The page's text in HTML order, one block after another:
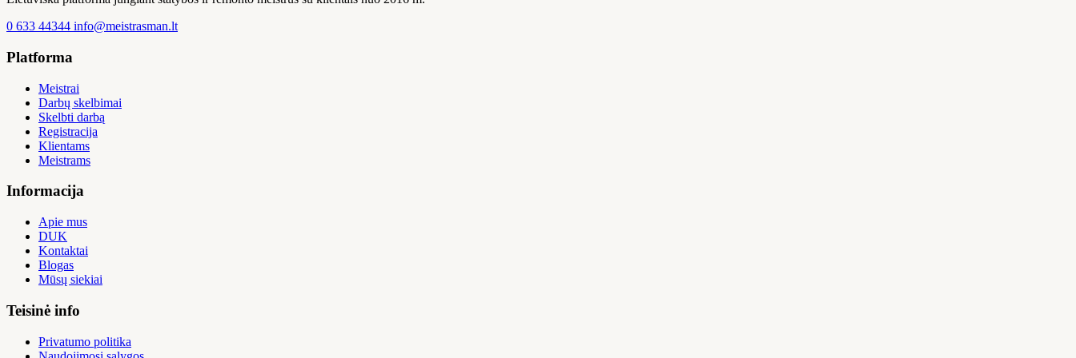
0 633 44344 info@meistrasman.lt
Platforma
Meistrai
Darbų skelbimai
Skelbti darbą
Registracija
Klientams
Meistrams
Informacija
Apie mus
DUK
Kontaktai
Blogas
Mūsų siekiai
Teisinė info
Privatumo politika